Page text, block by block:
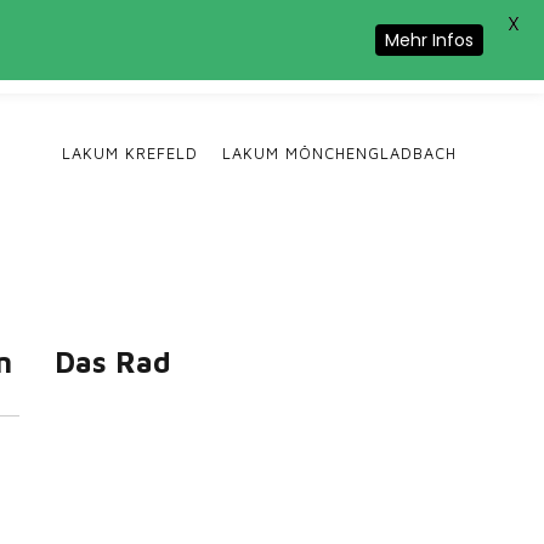
LAKUM KREFELD LAKUM MÖNCHENGLADBACH
Das Rad
Mehr Infos
X